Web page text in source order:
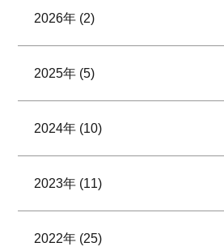
2026年 (2)
2025年 (5)
2024年 (10)
2023年 (11)
2022年 (25)